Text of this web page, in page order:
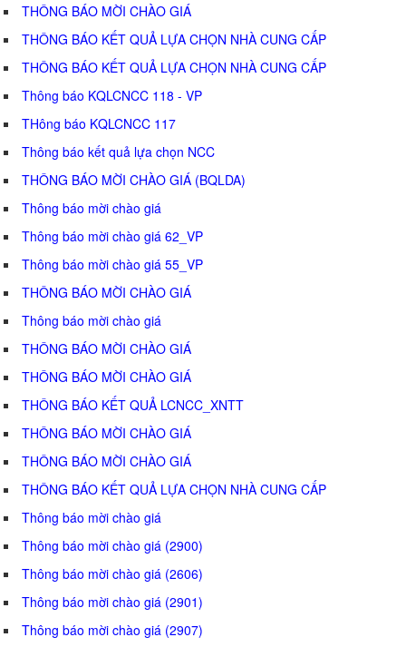
THÔNG BÁO MỜI CHÀO GIÁ
THÔNG BÁO KẾT QUẢ LỰA CHỌN NHÀ CUNG CẤP
THÔNG BÁO KẾT QUẢ LỰA CHỌN NHÀ CUNG CẤP
Thông báo KQLCNCC 118 - VP
THông báo KQLCNCC 117
Thông báo kết quả lựa chọn NCC
THÔNG BÁO MỜI CHÀO GIÁ (BQLDA)
Thông báo mời chào giá
Thông báo mời chào giá 62_VP
Thông báo mời chào giá 55_VP
THÔNG BÁO MỜI CHÀO GIÁ
Thông báo mời chào giá
THÔNG BÁO MỜI CHÀO GIÁ
THÔNG BÁO MỜI CHÀO GIÁ
THÔNG BÁO KẾT QUẢ LCNCC_XNTT
THÔNG BÁO MỜI CHÀO GIÁ
THÔNG BÁO MỜI CHÀO GIÁ
THÔNG BÁO KẾT QUẢ LỰA CHỌN NHÀ CUNG CẤP
Thông báo mời chào giá
Thông báo mời chào giá (2900)
Thông báo mời chào giá (2606)
Thông báo mời chào giá (2901)
Thông báo mời chào giá (2907)